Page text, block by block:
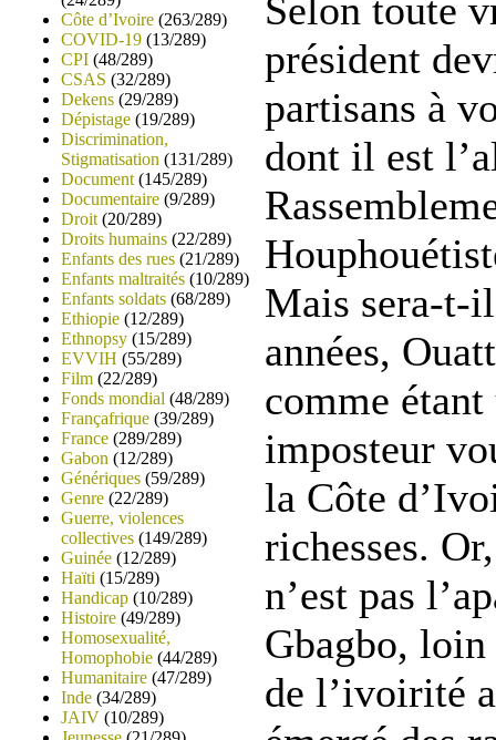
Côte d’Ivoire (263/289)
COVID-19 (13/289)
CPI (48/289)
CSAS (32/289)
Dekens (29/289)
Dépistage (19/289)
Discrimination,
Stigmatisation (131/289)
Document (145/289)
Documentaire (9/289)
Droit (20/289)
Droits humains (22/289)
Enfants des rues (21/289)
Enfants maltraités (10/289)
Enfants soldats (68/289)
Ethiopie (12/289)
Ethnopsy (15/289)
EVVIH (55/289)
Film (22/289)
Fonds mondial (48/289)
Françafrique (39/289)
France (289/289)
Gabon (12/289)
Génériques (59/289)
Genre (22/289)
Guerre, violences
collectives (149/289)
Guinée (12/289)
Haïti (15/289)
Handicap (10/289)
Histoire (49/289)
Homosexualité,
Homophobie (44/289)
Humanitaire (47/289)
Inde (34/289)
JAIV (10/289)
Selon toute
président
partisans à
dont il est
Mais sera-t-
années,
comme
imposteur
la Côte
richesses.
n’est pas
Gbagbo,
de l’ivoirité